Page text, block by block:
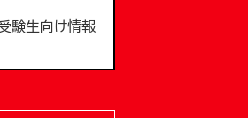
験生向け情報